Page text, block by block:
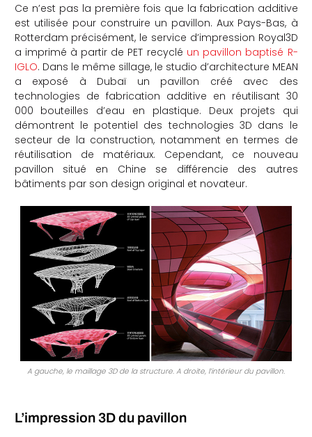
Ce n’est pas la première fois que la fabrication additive
est utilisée pour construire un pavillon. Aux Pays-Bas, à
Rotterdam précisément, le service d’impression Royal3D
a imprimé à partir de PET recyclé un pavillon baptisé R-
IGLO. Dans le même sillage, le studio d’architecture MEAN
a exposé à Dubaï un pavillon créé avec des
technologies de fabrication additive en réutilisant 30
000 bouteilles d’eau en plastique. Deux projets qui
démontrent le potentiel des technologies 3D dans le
secteur de la construction, notamment en termes de
réutilisation de matériaux. Cependant, ce nouveau
pavillon situé en Chine se différencie des autres
bâtiments par son design original et novateur.
A gauche, le maillage 3D de la structure. A droite, l’intérieur du pavillon.
L’impression 3D du pavillon